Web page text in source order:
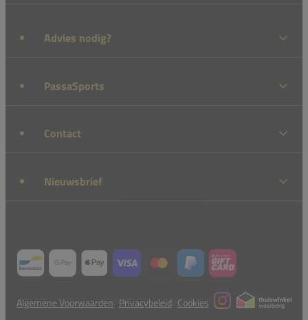
Advies nodig?
PassaSports
Contact
Nieuwsbrief
Algemene Voorwaarden Privacybeleid Cookies